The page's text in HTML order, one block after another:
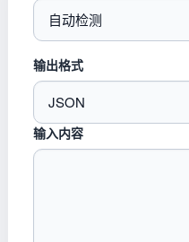
输出格式
输入内容